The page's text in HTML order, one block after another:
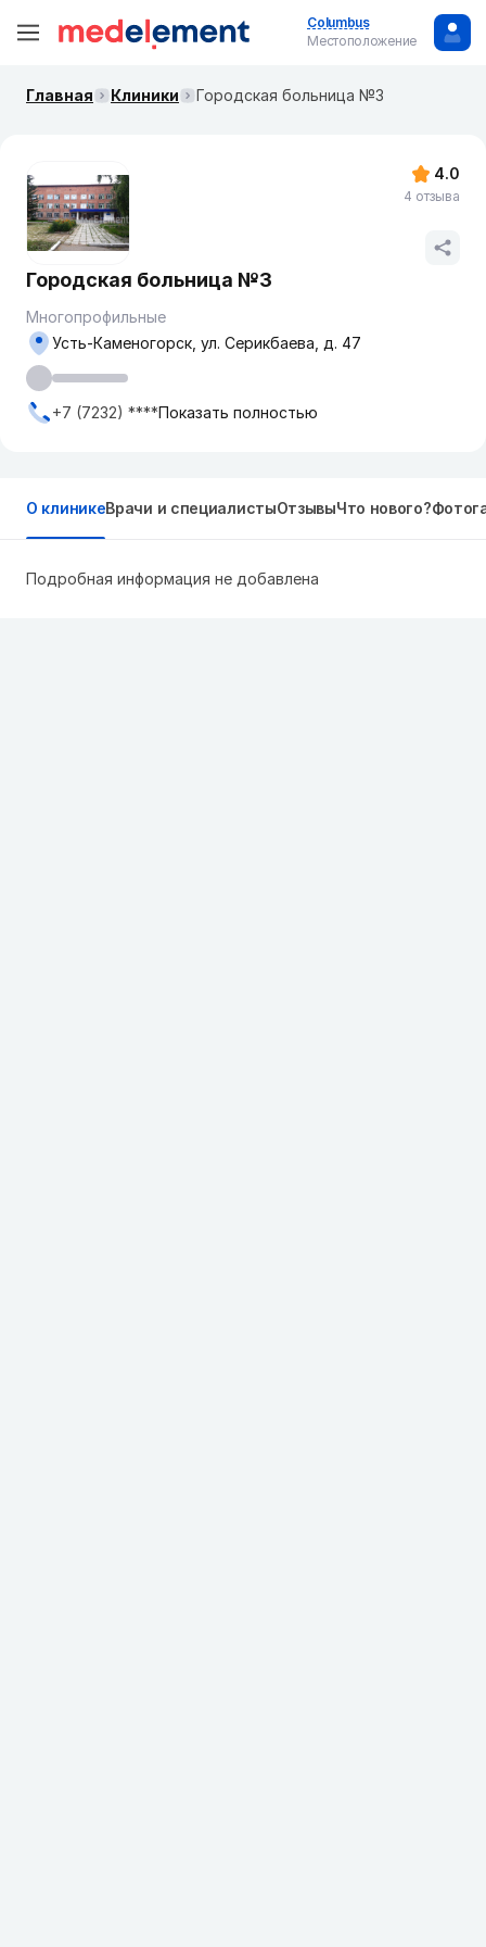
Columbus
Местоположение
Главная Клиники Городская больница №3
Городская больница №3
Многопрофильные
Усть-Каменогорск, ул. Серикбаева, д. 47
+7 (7232) ****Показать полностью
4.0
4 отзыва
О клиникеВрачи и специалистыОтзывыЧто нового?
Подробная информация не добавлена